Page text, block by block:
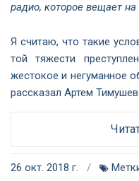
радио, которое вещает на
Я считаю, что такие
той тяжести
жестокое и негуманное
рассказал Артем Тимушев.
26 окт. 2018 г. /